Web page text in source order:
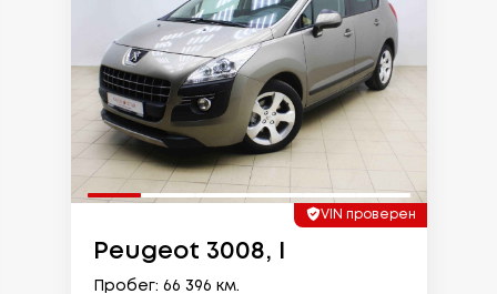
VIN проверен
Peugeot 3008, I
Пробег: 66 396 км.